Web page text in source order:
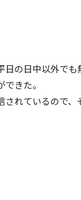
の日中以外で
きた。
れているので、